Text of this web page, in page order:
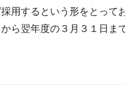
用するという形をとって
ら翌年度の３月３１日ま